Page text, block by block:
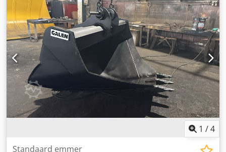
Yanmar 4TNV88-XYB Vermogen: 31,5 kW Onderwagen: 400
mm rubberen rupsen Uitvoering: Snelwisselsysteem (SWE)
hydraulische slotenbak Dsdpfx Asy H H Arjbhock
schuifblad radio Direct inzetbaar. Wijzigingen en
tussentijdse verkoop voorbehouden.
1 /4
Standaard emmer